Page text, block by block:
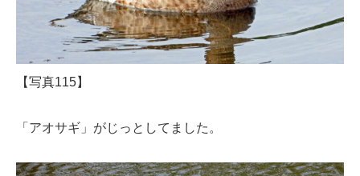
【写真115】
「アオサギ」がじっとしてました。